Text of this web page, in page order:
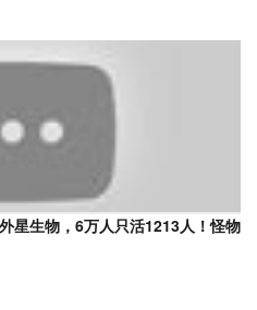
星生物，6万人只活1213人！怪物